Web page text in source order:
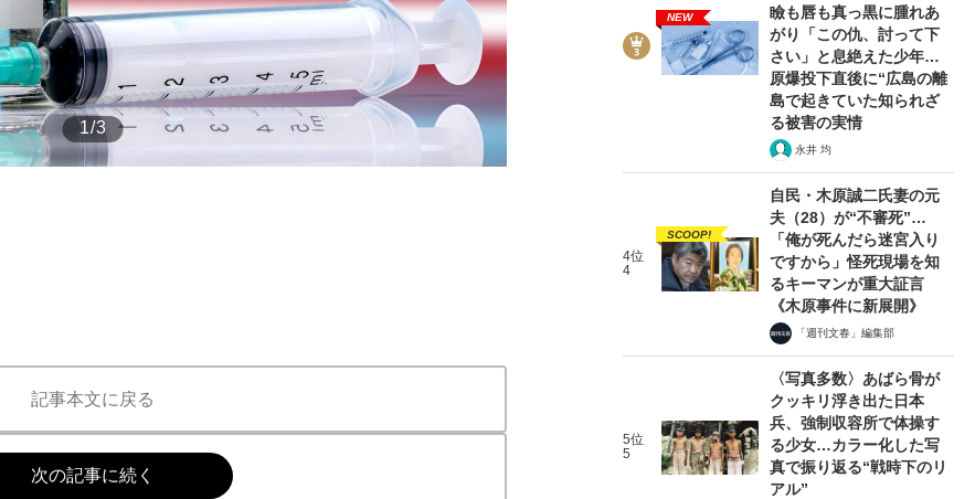
1/3
2/3
記事本文に戻る
次の記事に続く
NEW
瞼も唇も真っ黒に腫れあ
がり「この仇、討って下
さい」と息絶えた少年…
原爆投下直後に“広島の離
島で起きていた知られざ
る被害の実情
永井 均
4位
4
SCOOP!
自民・木原誠二氏妻の元
夫（28）が“不審死”…
「俺が死んだら迷宮入り
ですから」怪死現場を知
るキーマンが重大証言
《木原事件に新展開》
「週刊文春」編集部
5位
5
〈写真多数〉あばら骨が
クッキリ浮き出た日本
兵、強制収容所で体操す
る少女…カラー化した写
真で振り返る“戦時下のリ
アル”